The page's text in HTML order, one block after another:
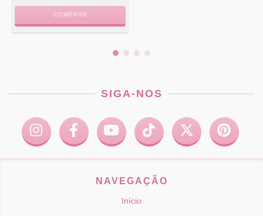
COMPRAR
SIGA-NOS
NAVEGAÇÃO
Início